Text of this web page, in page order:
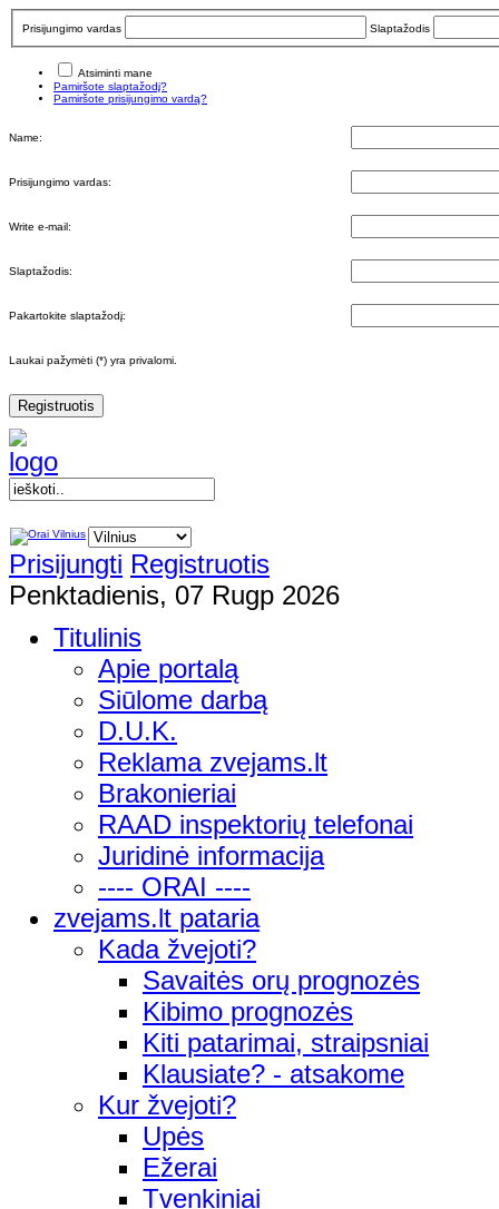
Prisijungimo vardas Slaptažodis
Atsiminti mane
Pamiršote slaptažodį?
Pamiršote prisijungimo vardą?
Name:
Prisijungimo vardas:
Write e-mail:
Slaptažodis:
Pakartokite slaptažodį:
Laukai pažymėti (*) yra privalomi.
Registruotis
Prisijungti Registruotis
Penktadienis, 07 Rugp 2026
Titulinis
Apie portalą
Siūlome darbą
D.U.K.
Reklama zvejams.lt
Brakonieriai
RAAD inspektorių telefonai
Juridinė informacija
---- ORAI ----
zvejams.lt pataria
Kada žvejoti?
Savaitės orų prognozės
Kibimo prognozės
Kiti patarimai, straipsniai
Klausiate? - atsakome
Kur žvejoti?
Upės
Ežerai
Tvenkiniai